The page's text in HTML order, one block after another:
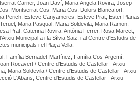
Carner, Joan Daví, Maria Àngela Rovira, Josep
Montserrat Cos, Maria Cos, Dolors Blancafort,
Perich, Esteve Canyameres, Esteve Prat, Ester Planas,
Maria Pasqual, Maria Soldevila, Maria Ramon,
Prat, Caterina Rovira, Antònia Ferrer, Rosa Marcet,
Municipal a i la Sílvia Saiz, i al Centre d'Estudis de
municipals i el Plaça Vella.
Família Bernadet-Martínez, Família Cos-Argemí,
Rocavert / Centre d’Estudis de Castellar - Arxiu
Maria Soldevila / Centre d’Estudis de Castellar - Arxiu
L'Abans, Centre d'Estudis de Castellar - Arxiu